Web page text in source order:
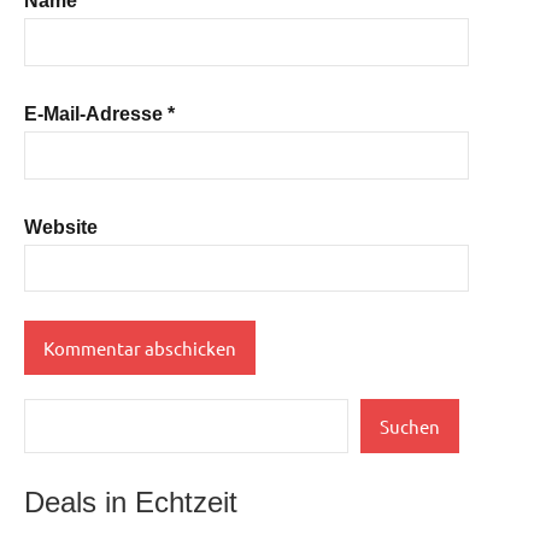
E-Mail-Adresse *
Website
Suchen
Deals in Echtzeit